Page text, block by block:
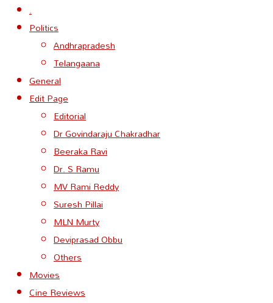
.
Politics
Andhrapradesh
Telangaana
General
Edit Page
Editorial
Dr Govindaraju Chakradhar
Beeraka Ravi
Dr. S Ramu
MV Rami Reddy
Suresh Pillai
MLN Murty
Deviprasad Obbu
Others
Movies
Cine Reviews